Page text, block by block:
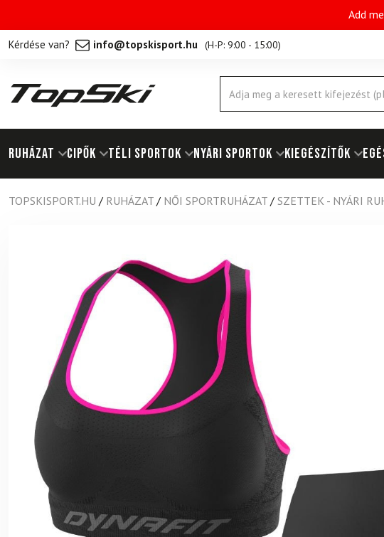
Add
Kérdése van? info@topskisport.hu (H-P: 9:00 - 15:00)
Products
search
RUHÁZAT Cipők TÉLI SPORTOK NYÁRI SPORTOK KIEGÉSZÍTŐK
TOPSKISPORT.HU / RUHÁZAT / NŐI SPORTRUHÁZAT / SZETTEK - NYÁRI